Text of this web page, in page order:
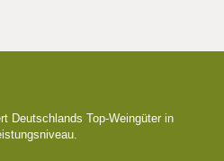
Deutschlands Top-Weingüter in